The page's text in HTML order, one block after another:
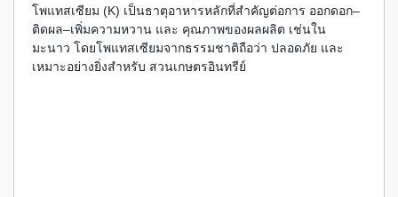
โพแทสเซียม (K) เป็นธาตุอาหารหลักที่สำคัญต่อการ ออกดอก–
ติดผล–เพิ่มความหวาน และ คุณภาพของผลผลิต เช่นใน
มะนาว โดยโพแทสเซียมจากธรรมชาติถือว่า ปลอดภัย และ
เหมาะอย่างยิ่งสำหรับ สวนเกษตรอินทรีย์